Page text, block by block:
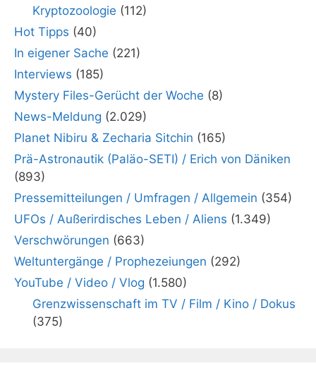
Kryptozoologie (112)
Hot Tipps (40)
In eigener Sache (221)
Interviews (185)
Mystery Files-Gerücht der Woche (8)
News-Meldung (2.029)
Planet Nibiru & Zecharia Sitchin (165)
Prä-Astronautik (Paläo-SETI) / Erich von Däniken
(893)
Pressemitteilungen / Umfragen / Allgemein (354)
UFOs / Außerirdisches Leben / Aliens (1.349)
Verschwörungen (663)
Weltuntergänge / Prophezeiungen (292)
YouTube / Video / Vlog (1.580)
Grenzwissenschaft im TV / Film / Kino / Dokus
(375)